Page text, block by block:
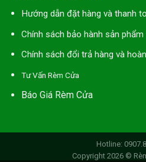
Hướng dẫn đặt hàng và thanh
Chính sách bảo hành sản phẩm
Chính sách đổi trả hàng và
Tư Vấn Rèm Cửa
Báo Giá Rèm Cửa
Hotline:
Copyright 2026 ©